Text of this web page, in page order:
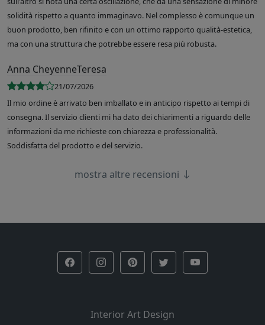
solidità rispetto a quanto immaginavo. Nel complesso è comunque un
buon prodotto, ben rifinito e con un ottimo rapporto qualità-estetica,
ma con una struttura che potrebbe essere resa più robusta.
Anna CheyenneTeresa
21/07/2026
Il mio ordine è arrivato ben imballato e in anticipo rispetto ai tempi di
consegna. Il servizio clienti mi ha dato dei chiarimenti a riguardo delle
informazioni da me richieste con chiarezza e professionalità.
Soddisfatta del prodotto e del servizio.
mostra altre recensioni
Interior Art Design